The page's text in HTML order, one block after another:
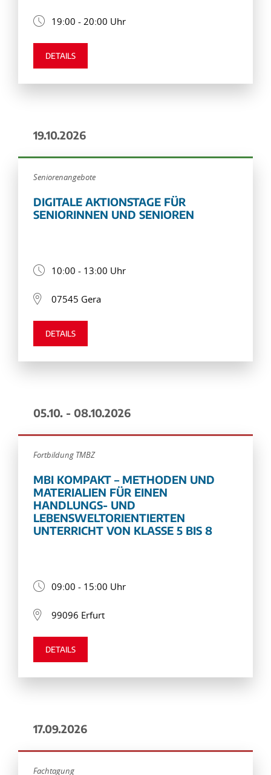
19:00 - 20:00 Uhr
DETAILS
19.10.2026
Seniorenangebote
DIGITALE AKTIONSTAGE FÜR
SENIORINNEN UND SENIOREN
10:00 - 13:00 Uhr
07545 Gera
DETAILS
05.10. - 08.10.2026
Fortbildung TMBZ
MBI KOMPAKT – METHODEN UND
MATERIALIEN FÜR EINEN
HANDLUNGS- UND
LEBENSWELTORIENTIERTEN
UNTERRICHT VON KLASSE 5 BIS 8
09:00 - 15:00 Uhr
99096 Erfurt
DETAILS
17.09.2026
Fachtagung